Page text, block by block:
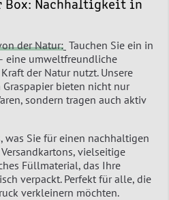
Box: Nachhaltigkeit in
der Natur: Tauchen Sie ein in
eine umweltfreundliche
der Natur nutzt. Unsere
bieten nicht nur
sondern tragen auch aktiv
was Sie für einen nachhaltigen
vielseitige
Füllmaterial, das Ihre
verpackt. Perfekt für alle, die
verkleinern möchten.